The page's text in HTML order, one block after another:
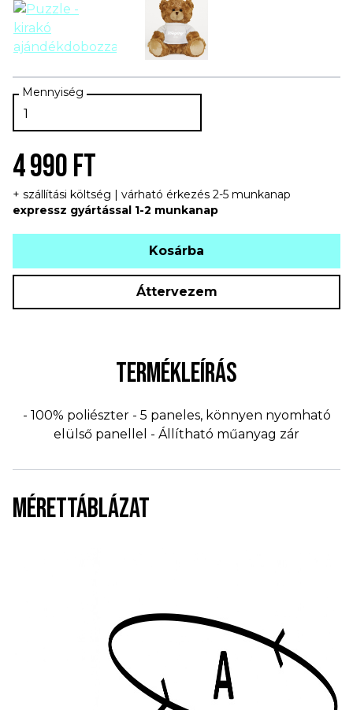
4 990 FT
+ szállítási költség | várható érkezés 2-5 munkanap
expressz gyártással 1-2 munkanap
Kosárba
Áttervezem
TERMÉKLEÍRÁS
- 100% poliészter - 5 paneles, könnyen nyomható
elülső panellel - Állítható műanyag zár
MÉRETTÁBLÁZAT